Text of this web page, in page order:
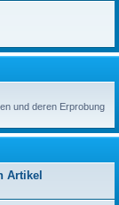
und deren Erprobung
Artikel